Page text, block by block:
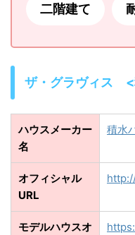
二階建て
ザ・グラヴィス <
ハウスメーカー
名
積水
オフィシャル
URL
モデルハウスオ